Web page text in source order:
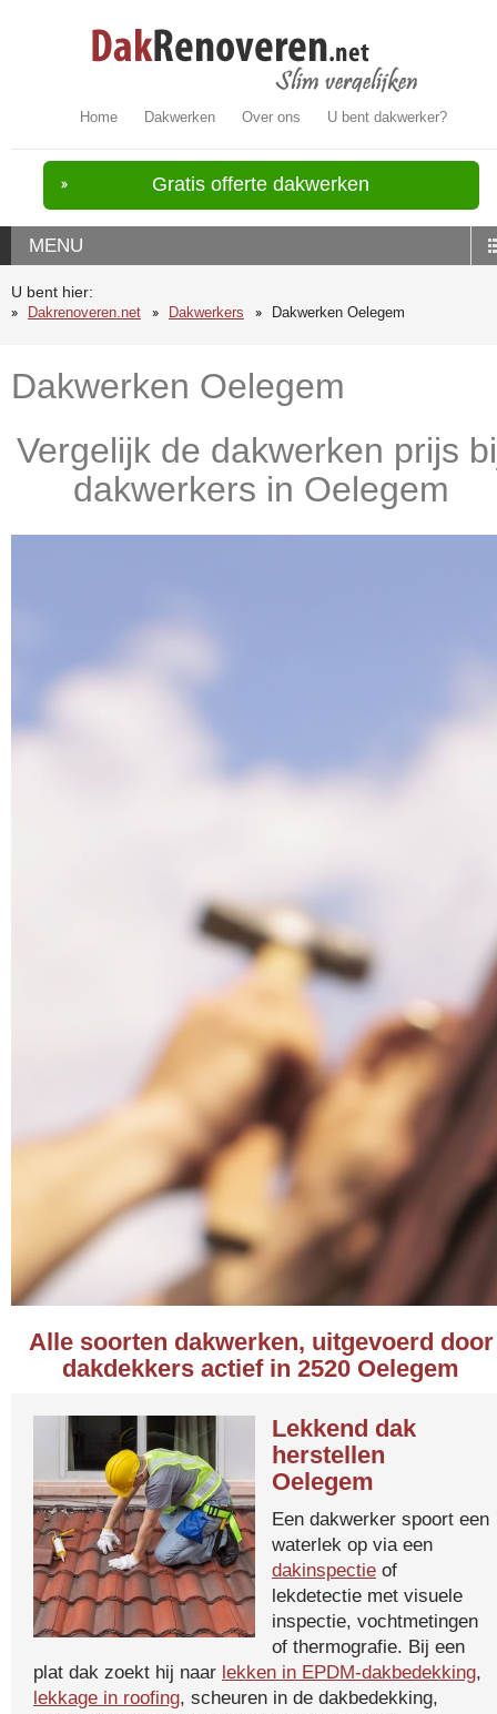
Home Dakwerken Over ons U bent dakwerker?
Gratis offerte dakwerken
MENU
U bent hier:
Dakrenoveren.net
Dakwerkers Dakwerken Oelegem
Dakwerken Oelegem
Vergelijk de dakwerken prijs
dakwerkers in Oelegem
Alle soorten dakwerken, uitgevoerd door
dakdekkers actief in 2520 Oelegem
Lekkend dak
herstellen
Oelegem
Een dakwerker spoort een
waterlek op via een
dakinspectie of
lekdetectie met visuele
inspectie, vochtmetingen
of thermografie. Bij een
plat dak zoekt hij naar lekken in EPDM-dakbedekking,
lekkage in roofing, scheuren in de dakbedekking,